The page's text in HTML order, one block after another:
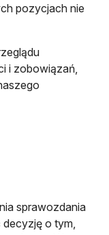
pozycjach nie
i zobowiązań,
sprawozdania
o tym,